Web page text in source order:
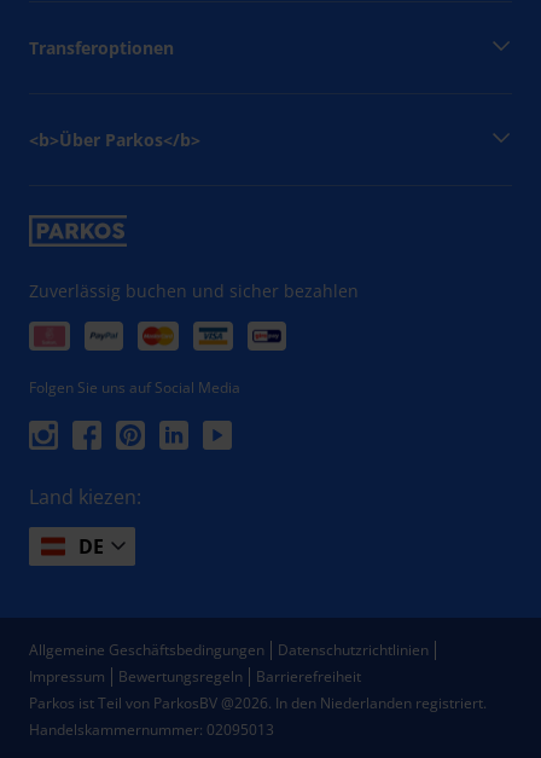
Zuverlässig buchen und sicher bezahlen
Folgen Sie uns auf Social Media
Land kiezen:
DE
Transferoptionen
<b>Über Parkos</b>
Parkos ist Teil von ParkosBV @2026. In den Niederlanden registriert.
Handelskammernummer: 02095013
Allgemeine Geschäftsbedingungen
Datenschutzrichtlinien
Impressum
Bewertungsregeln Barrierefreiheit